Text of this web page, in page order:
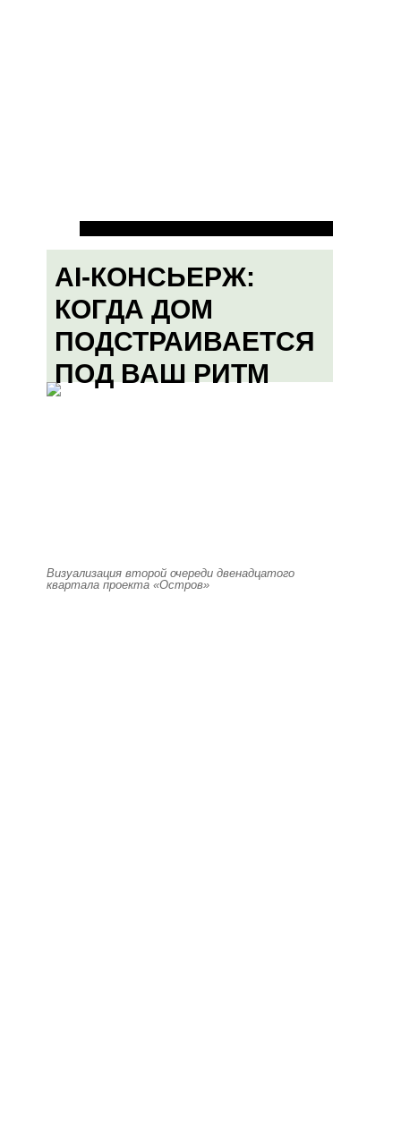
AI-КОНСЬЕРЖ:
КОГДА ДОМ
ПОДСТРАИВАЕТСЯ
ПОД ВАШ РИТМ
Визуализация второй очереди двенадцатого
квартала проекта «Остров»